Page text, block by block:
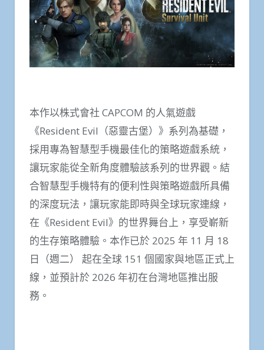
本作以株式會社 CAPCOM 的人氣遊戲
《Resident Evil（惡靈古堡）》系列為基礎，
採用專為智慧型手機最佳化的策略遊戲系統，
讓玩家能從全新角度體驗該系列的世界觀。結
合智慧型手機特有的便利性與策略遊戲所具備
的深度玩法，讓玩家能即時與全球玩家連線，
在《Resident Evil》的世界舞台上，享受嶄新
的生存策略體驗。本作已於 2025 年 11 月 18
日（週二） 起在全球 151 個國家與地區正式上
線，並預計於 2026 年初在台灣地區推出服
務。